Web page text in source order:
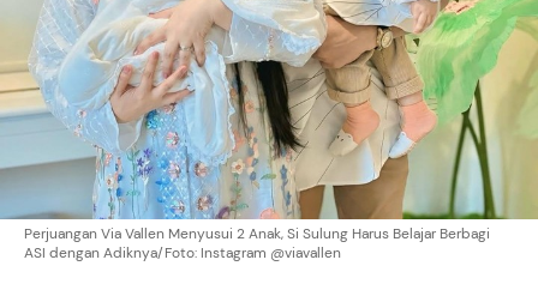
Perjuangan Via Vallen Menyusui 2 Anak, Si Sulung Harus Belajar Berbagi
ASI dengan Adiknya/Foto: Instagram @viavallen